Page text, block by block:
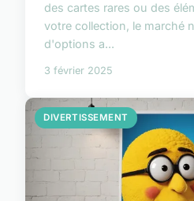
des cartes rares ou des
votre collection, le marché
d'options a...
3 février 2025
DIVERTISSEMENT